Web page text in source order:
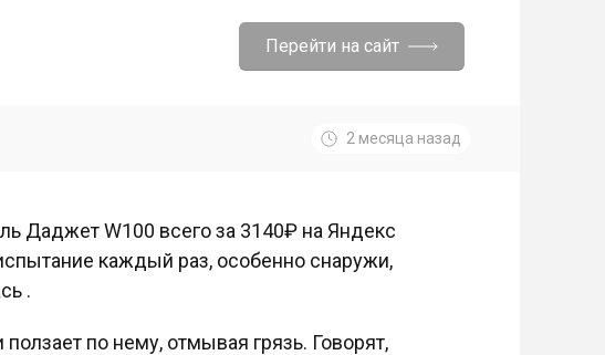
Перейти на сайт
2 месяца назад
Даджет W100 всего за 3140₽ на Яндекс
каждый раз, особенно снаружи,
.
по нему, отмывая грязь. Говорят,